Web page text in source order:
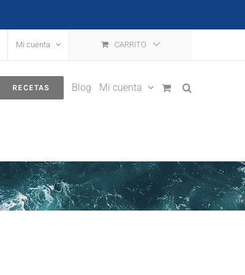
Mi cuenta CARRITO
RECETAS Blog Mi cuenta